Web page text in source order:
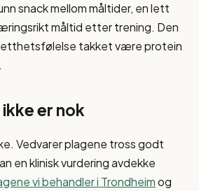
snack mellom måltider, en lett
måltid etter trening. Den
takket være protein
er nok
Vedvarer plagene tross godt
en klinisk vurdering avdekke
vi behandler i Trondheimog